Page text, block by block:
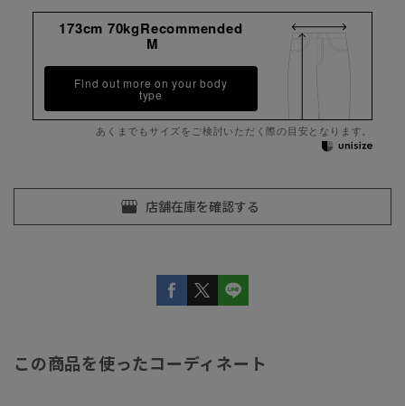
173cm 70kgRecommended
M
Find out more on your body
type
あくまでもサイズをご検討いただく際の目安となります。
この商品を使ったコーディネート